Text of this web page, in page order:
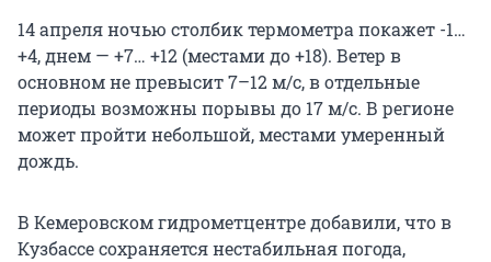
14 апреля ночью столбик термометра покажет -1…
+4, днем — +7… +12 (местами до +18). Ветер в
основном не превысит 7–12 м/с, в отдельные
периоды возможны порывы до 17 м/с. В регионе
может пройти небольшой, местами умеренный
дождь.
В Кемеровском гидрометцентре добавили, что в
Кузбассе сохраняется нестабильная погода,